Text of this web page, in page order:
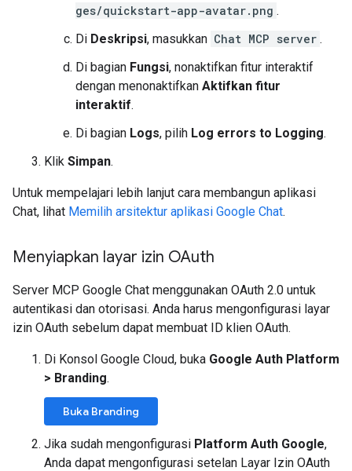
ges/quickstart-app-avatar.png .
Di Deskripsi, masukkan Chat MCP server .
Di bagian Fungsi, nonaktifkan fitur interaktif
dengan menonaktifkan Aktifkan fitur
interaktif.
Di bagian Logs, pilih Log errors to Logging.
Klik Simpan.
Untuk mempelajari lebih lanjut cara membangun aplikasi
Chat, lihat Memilih arsitektur aplikasi Google Chat.
Menyiapkan layar izin OAuth
Server MCP Google Chat menggunakan OAuth 2.0 untuk
autentikasi dan otorisasi. Anda harus mengonfigurasi layar
izin OAuth sebelum dapat membuat ID klien OAuth.
Di Konsol Google Cloud, buka Google Auth Platform
> Branding.
Buka Branding
Jika sudah mengonfigurasi Platform Auth Google,
Anda dapat mengonfigurasi setelan Layar Izin OAuth